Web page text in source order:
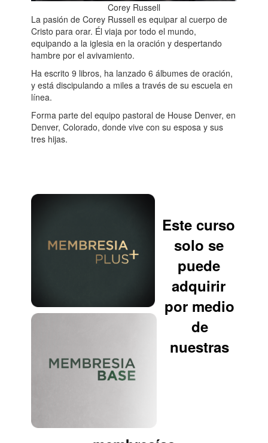
Corey Russell
La pasión de Corey Russell es equipar al cuerpo de
Cristo para orar. Él viaja por todo el mundo,
equipando a la iglesia en la oración y despertando
hambre por el avivamiento.
Ha escrito 9 libros, ha lanzado 6 álbumes de oración,
y está discipulando a miles a través de su escuela en
línea.
Forma parte del equipo pastoral de House Denver, en
Denver, Colorado, donde vive con su esposa y sus
tres hijas.
Este curso
solo se
puede
adquirir
por medio
de
nuestras